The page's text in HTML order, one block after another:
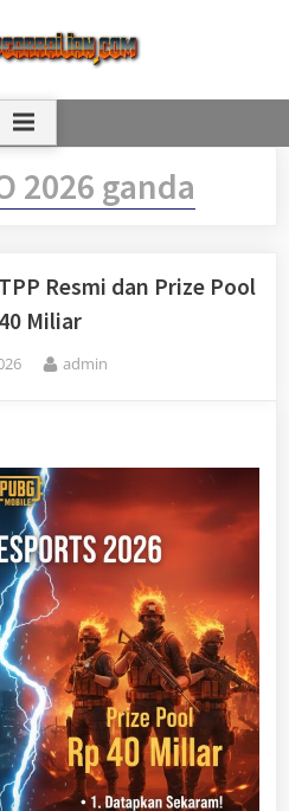
2026 ganda
Resmi dan Prize Pool
Miliar
By
admin